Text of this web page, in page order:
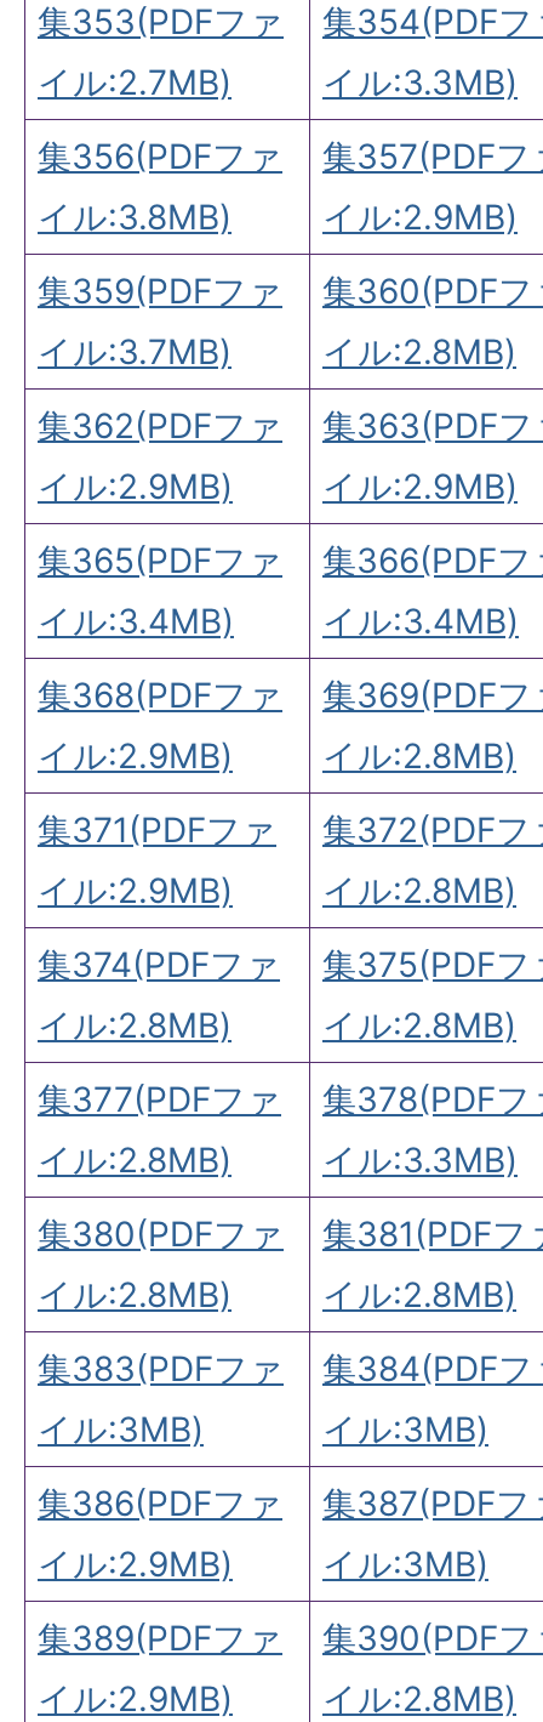
集353(PDFファ
イル:2.7MB)
集354(PDFフ
イル:3.3MB)
集356(PDFファ
イル:3.8MB)
集357(PDFフ
イル:2.9MB)
集359(PDFファ
イル:3.7MB)
集360(PDFフ
イル:2.8MB)
集362(PDFファ
イル:2.9MB)
集363(PDFフ
イル:2.9MB)
集365(PDFファ
イル:3.4MB)
集366(PDFフ
イル:3.4MB)
集368(PDFファ
イル:2.9MB)
集369(PDFフ
イル:2.8MB)
集371(PDFファ
イル:2.9MB)
集372(PDFフ
イル:2.8MB)
集374(PDFファ
イル:2.8MB)
集375(PDFフ
イル:2.8MB)
集377(PDFファ
イル:2.8MB)
集378(PDFフ
イル:3.3MB)
集380(PDFファ
イル:2.8MB)
集381(PDFフ
イル:2.8MB)
集383(PDFファ
イル:3MB)
集384(PDFフ
イル:3MB)
集386(PDFファ
イル:2.9MB)
集387(PDFフ
イル:3MB)
集389(PDFファ
イル:2.9MB)
集390(PDFフ
イル:2.8MB)